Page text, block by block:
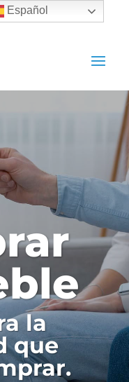
la
que
Español